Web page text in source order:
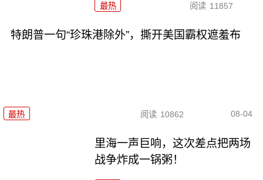
最热 阅读 11857
特朗普一句“珍珠港除外”，撕开美国霸权遮羞布
最热 阅读 10862 08-04
里海一声巨响，这次差点把两场
战争炸成一锅粥！